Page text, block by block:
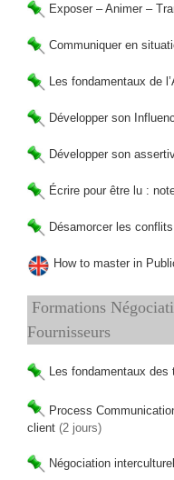
Exposer – Animer –
Communiquer en
Les fondamentaux de
Développer son
Développer son
Écrire pour être lu :
Désamorcer les
How to master in
Formations
Fournisseurs
Les fondamentaux
Process
client (2 jours)
Négociation